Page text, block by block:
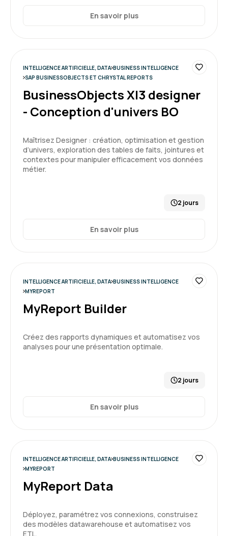
Sylvia R. Le 16/06/2026
Interface très facile et agréable
Format très intéressant, correspond à mes
attentes
Formation : QlikSense - Designer
En savoir plus
INTELLIGENCE ARTIFICIELLE, DATA BUSINESS INTELLIGENCE
SAP BUSINESSOBJECTS ET CHRYSTAL REPORTS
BusinessObjects XI3 designer
- Conception d'univers BO
Maîtrisez Designer : création, optimisation et gestion
d’univers, exploration des tables de faits, jointures et
contextes pour manipuler efficacement vos données
métier.
2 jours
En savoir plus
INTELLIGENCE ARTIFICIELLE, DATA BUSINESS INTELLIGENCE
MYREPORT
MyReport Builder
Créez des rapports dynamiques et automatisez vos
analyses pour une présentation optimale.
2 jours
En savoir plus
INTELLIGENCE ARTIFICIELLE, DATA BUSINESS INTELLIGENCE
MYREPORT
MyReport Data
Déployez, paramétrez vos connexions, construisez
des modèles datawarehouse et automatisez vos
ETL.